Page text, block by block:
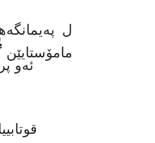
ل
ئەو